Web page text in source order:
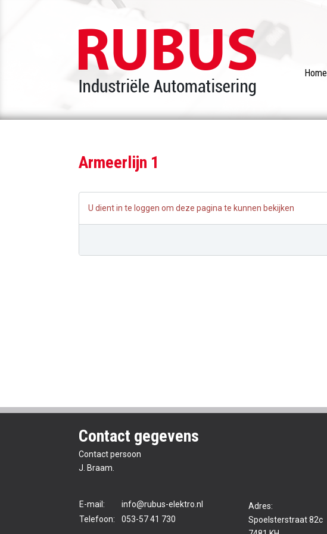
Home
Armeerlijn 1
U dient in te loggen om deze pagina te kunnen bekijken
Contact gegevens
Contact persoon
J. Braam.
E-mail:
info@rubus-elektro.nl
Telefoon:
053-57 41 730
Adres:
Spoelsterstraat 82c